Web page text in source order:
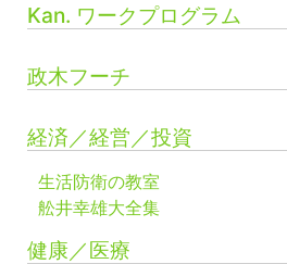
Kan. ワークプログラム
政木フーチ
経済／経営／投資
生活防衛の教室
舩井幸雄大全集
健康／医療